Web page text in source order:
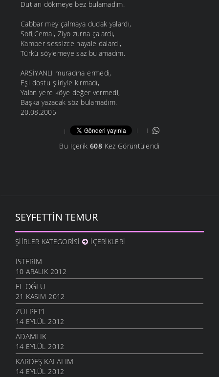
Dutları dökmeye bez bulamadım.
Cabbar mey çalmaya dudak yalardı,
Sofi,Cemal, Ziyo zurna çalardı,
Kamber sessizce hayale dalardı,
Türkü söylemeye saz bulamadım.
ARSİYANLI muradına ermedi,
Eşi dostu şiiriyle kırmadı,
Yalan yere köye değer vermedi,
Başka yazacak söz bulamadım.
20.08.2005
Bu İçerik 608Kez Görüntülendi
SEYFETTIN TEMUR
ŞIIRLER KATEGORISI İÇERIKLERI
İSTERIM
10 ARALIK 2012
EL OĞLU
21 KASIM 2012
ZÜLPET’I
14 EYLÜL 2012
ADAMLIK
14 EYLÜL 2012
KARDEŞ KALALIM
14 EYLÜL 2012